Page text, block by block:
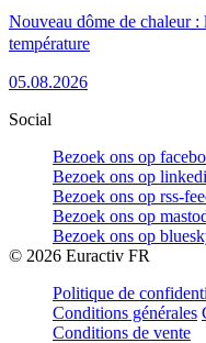
Nouveau dôme de chaleur
température
05.08.2026
Social
Bezoek ons op
Bezoek ons op
Bezoek ons op rss-
Bezoek ons op
Bezoek ons op
© 2026 Euractiv FR
Politique de
Conditions générales
Conditions de vente